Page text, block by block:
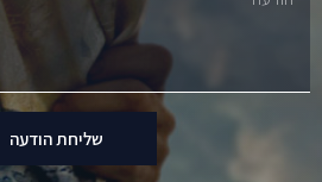
שליחת הודעה